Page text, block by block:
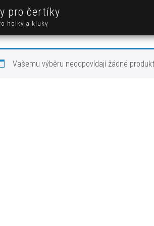
pro čertíky
holky a kluky
Vašemu výběru neodpovídají žádné